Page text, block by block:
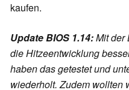
kaufen.
Update BIOS 1.14:Mit der
die Hitzeentwicklung
haben das getestet und
wiederholt. Zudem wollten